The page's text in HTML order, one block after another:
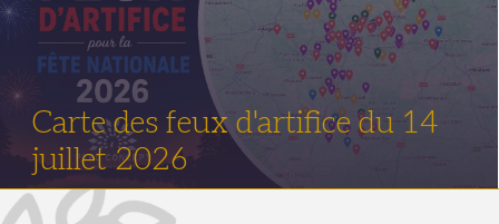
Carte des feux d'artifice du 14
juillet 2026